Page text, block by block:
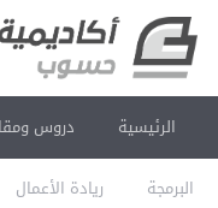
الرئيسية دروس
البرمجة ريادة الأعمال